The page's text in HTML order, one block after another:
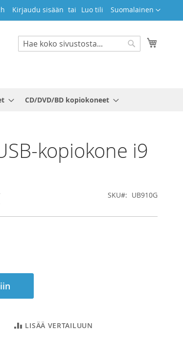
Kieli
Suomalainen
Kirjaudu sisään Luo tili
Search
CD/DVD/BD kopiokoneet
kopiokone i9
SKU UB910G
LISÄÄ VERTAILUUN